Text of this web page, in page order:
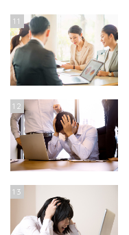
11
12
13